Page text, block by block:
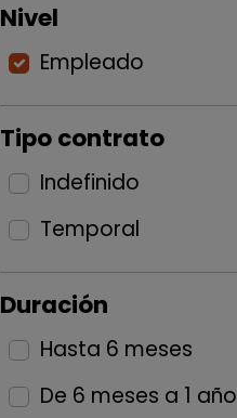
Nivel
Empleado
Tipo contrato
Indefinido
Temporal
Duración
Hasta 6 meses
De 6 meses a 1 año